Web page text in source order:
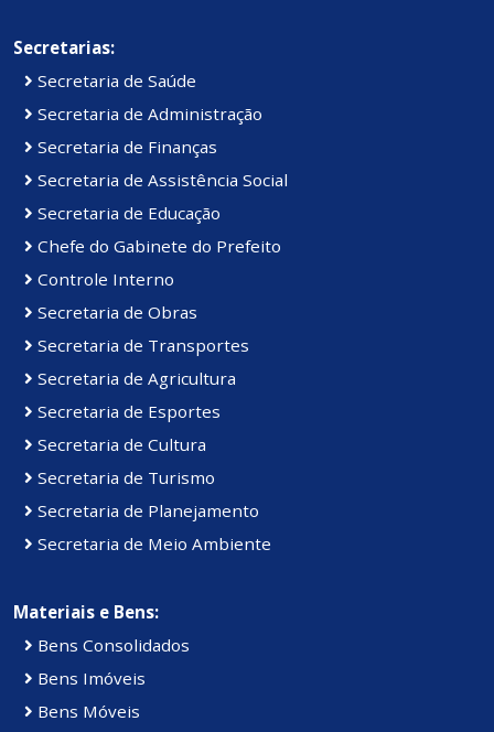
Secretarias:
Secretaria de Saúde
Secretaria de Administração
Secretaria de Finanças
Secretaria de Assistência Social
Secretaria de Educação
Chefe do Gabinete do Prefeito
Controle Interno
Secretaria de Obras
Secretaria de Transportes
Secretaria de Agricultura
Secretaria de Esportes
Secretaria de Cultura
Secretaria de Turismo
Secretaria de Planejamento
Secretaria de Meio Ambiente
Materiais e Bens:
Bens Consolidados
Bens Imóveis
Bens Móveis